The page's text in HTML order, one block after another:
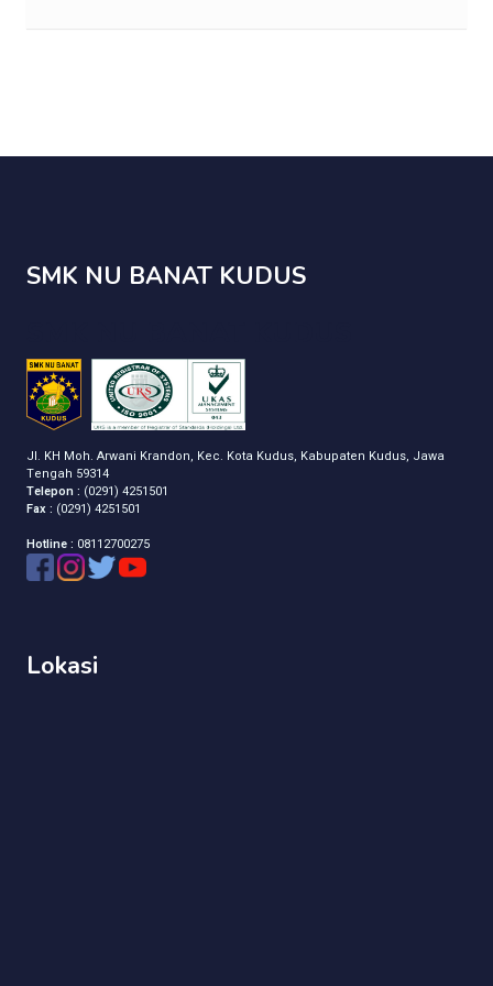
SMK NU BANAT KUDUS
Jl. KH Moh. Arwani Krandon, Kec. Kota Kudus, Kabupaten Kudus, Jawa
Tengah 59314
Telepon : (0291) 4251501
Fax : (0291) 4251501
Hotline : 08112700275
Lokasi